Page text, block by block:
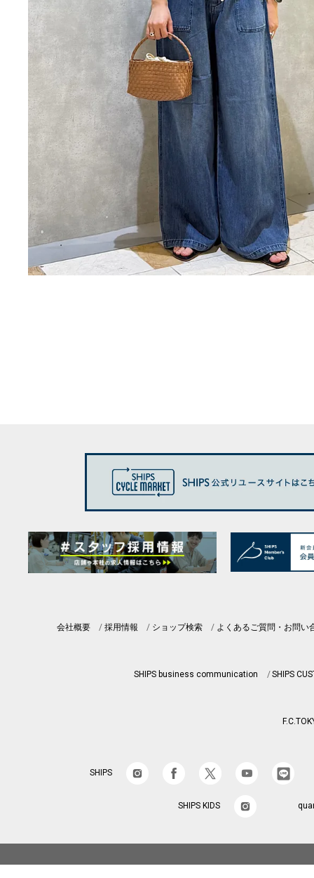
会社概要 採用情報 ショップ検索 よくあるご質問・お問い
SHIPS business communication SHIPS
SHIPS
SHIPS KIDS